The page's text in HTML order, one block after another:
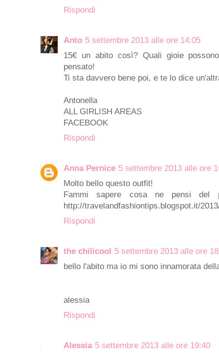
Rispondi
Anto 5 settembre 2013 alle ore 14:05
15€ un abito così? Quali gioie
pensato!
Ti sta davvero bene poi, e te lo dice
Antonella
ALL GIRLISH AREAS
FACEBOOK
Rispondi
Anna Pernice 5 settembre 2013 alle ore
Molto bello questo outfit!
Fammi sapere cosa ne pensi del
http://travelandfashiontips.blogspot.it/
Rispondi
the chilicool 5 settembre 2013 alle ore
bello l'abito ma io mi sono innamorata
alessia
Rispondi
Alessia 5 settembre 2013 alle ore 19:40